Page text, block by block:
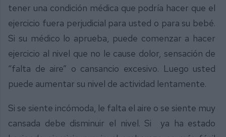
tener una condición médica que podría hacer que el
ejercicio fuera perjudicial para usted o para su bebé.
Si su médico lo aprueba, puede comenzar a hacer
ejercicio al nivel que no le cause dolor, sensación de
“falta de aire” o cansancio excesivo. Luego usted
puede aumentar su nivel de actividad lentamente.
Si se siente incómoda, le falta el aire o se siente muy
cansada debe disminuir el nivel. Si ya ha estado